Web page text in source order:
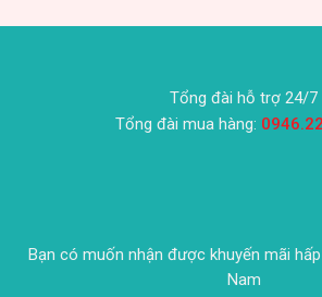
Tổng đài hỗ trợ 24/7
Tổng đài mua hàng:
Bạn có muốn nhận được khuyến mãi
Nam